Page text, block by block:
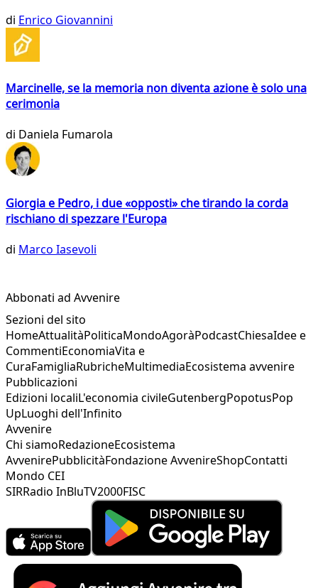
di Enrico Giovannini
Marcinelle, se la memoria non diventa azione è solo una
cerimonia
di Daniela Fumarola
Giorgia e Pedro, i due «opposti» che tirando la corda
rischiano di spezzare l'Europa
di Marco Iasevoli
Abbonati ad Avvenire
Sezioni del sito
HomeAttualitàPoliticaMondoAgoràPodcastChiesaIdee e
CommentiEconomiaVita e
CuraFamigliaRubricheMultimediaEcosistema avvenire
Pubblicazioni
Edizioni localiL'economia civileGutenbergPopotusPop
UpLuoghi dell'Infinito
Avvenire
Chi siamoRedazioneEcosistema
AvvenirePubblicitàFondazione AvvenireShopContatti
Mondo CEI
SIRRadio InBluTV2000FISC